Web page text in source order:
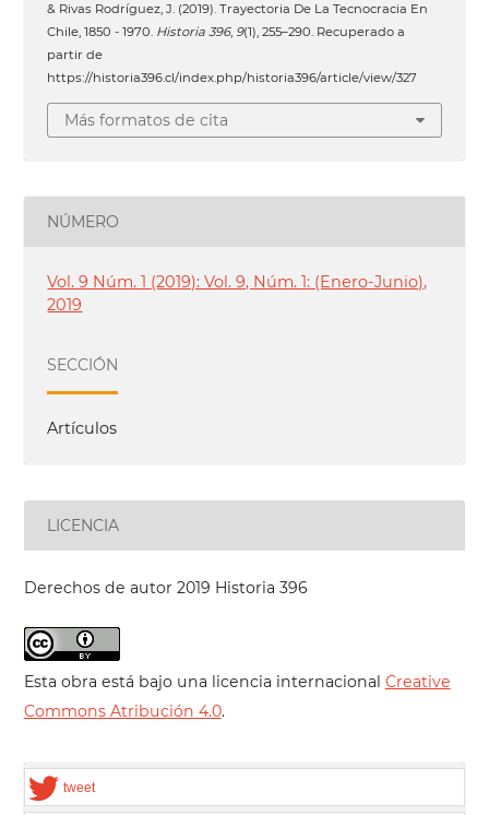
& Rivas Rodríguez, J. (2019). Trayectoria De La Tecnocracia En
Chile, 1850 - 1970. Historia 396, 9(1), 255–290. Recuperado a
partir de
https://historia396.cl/index.php/historia396/article/view/327
Más formatos de cita
NÚMERO
Vol. 9 Núm. 1 (2019): Vol. 9, Núm. 1: (Enero-Junio),
2019
SECCIÓN
Artículos
LICENCIA
Derechos de autor 2019 Historia 396
Esta obra está bajo una licencia internacional Creative
Commons Atribución 4.0.
tweet